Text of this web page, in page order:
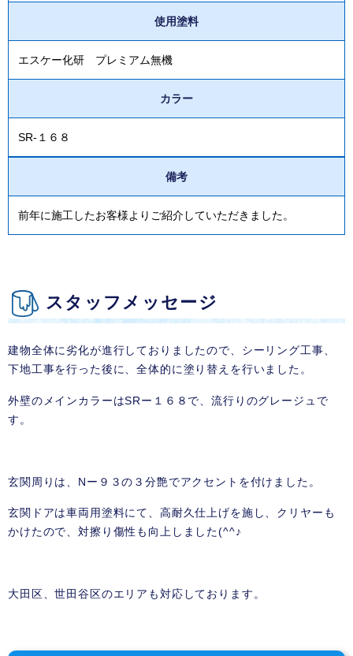
使用塗料
エスケー化研 プレミアム無機
カラー
SR-１６８
備考
前年に施工したお客様よりご紹介していただきました。
スタッフメッセージ
建物全体に劣化が進行しておりましたので、シーリング工事、
下地工事を行った後に、全体的に塗り替えを行いました。
外壁のメインカラーはSRー１６８で、流行りのグレージュで
す。
玄関周りは、Nー９３の３分艶でアクセントを付けました。
玄関ドアは車両用塗料にて、高耐久仕上げを施し、クリヤーも
かけたので、対擦り傷性も向上しました(^^♪
大田区、世田谷区のエリアも対応しております。